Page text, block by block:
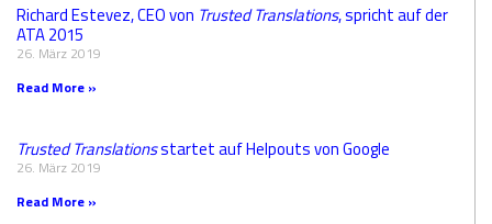
Richard Estevez, CEO von Trusted Translations, spricht auf der
ATA 2015
26. März 2019
Read More »
Trusted Translationsstartet auf Helpouts von Google
26. März 2019
Read More »